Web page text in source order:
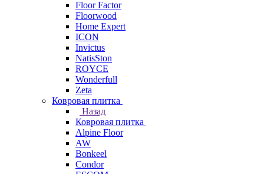
Floor Factor
Floorwood
Home Expert
ICON
Invictus
NatisSton
ROYCE
Wonderfull
Zeta
Ковровая плитка
Назад
Ковровая плитка
Alpine Floor
AW
Bonkeel
Condor